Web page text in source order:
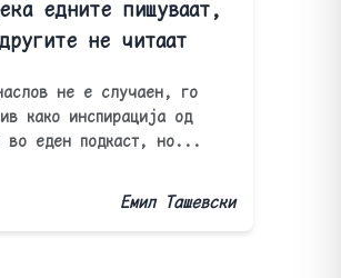
едните пишуваат,
не читаат
не е случаен, го
како инспирација од
во еден подкаст, но...
Емил Ташевски